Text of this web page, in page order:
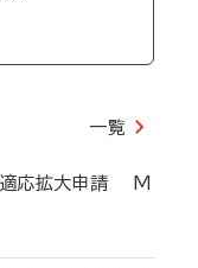
一覧
適応拡大申請 M